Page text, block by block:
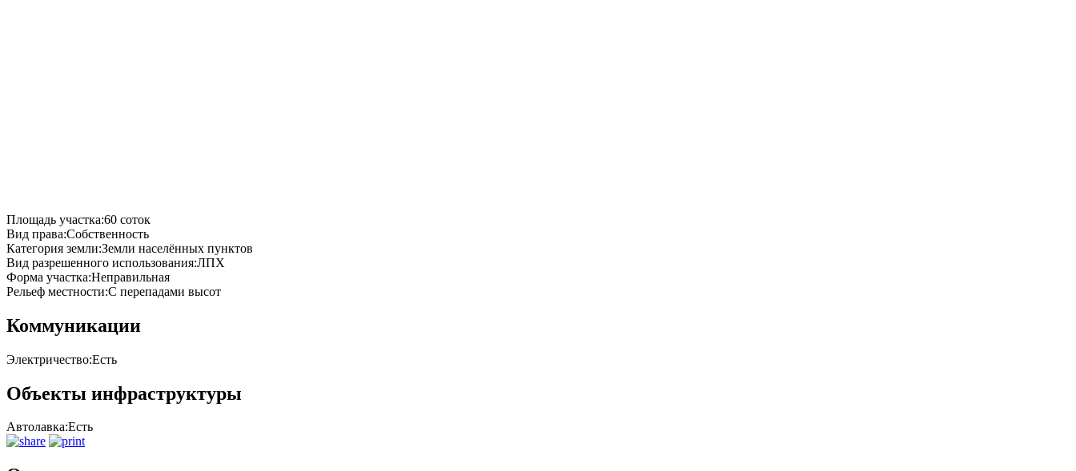
Площадь участка:60 соток
Вид права:Собственность
Категория земли:Земли населённых пунктов
Вид разрешенного использования:ЛПХ
Форма участка:Неправильная
Рельеф местности:С перепадами высот
Коммуникации
Электричество:Есть
Объекты инфраструктуры
Автолавка:Есть